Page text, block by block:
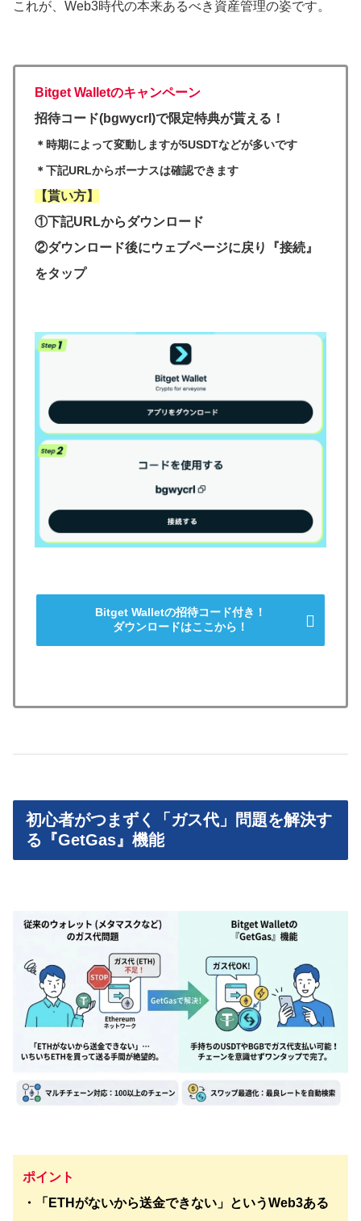
これが、Web3時代の本来あるべき資産管理の姿です。
Bitget Walletのキャンペーン
招待コード(bgwycrl)で限定特典が貰える！
＊時期によって変動しますが5USDTなどが多いです
＊下記URLからボーナスは確認できます
【貰い方】
①下記URLからダウンロード
②ダウンロード後にウェブページに戻り『接続』
をタップ
Bitget Walletの招待コード付き！
ダウンロードはここから！
初心者がつまずく「ガス代」問題を解決す
る『GetGas』機能
ポイント
・「ETHがないから送金できない」というWeb3ある